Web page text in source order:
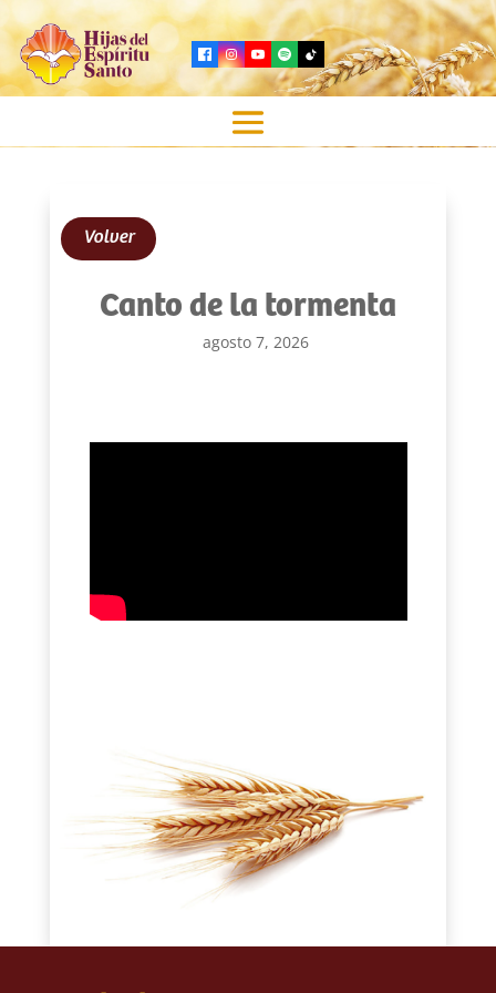
Volver
Canto de la tormenta
agosto 7, 2026